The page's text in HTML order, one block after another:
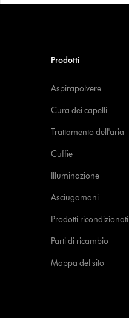
Prodotti
Aspirapolvere
Cura dei capelli
Trattamento dell'aria
Cuffie
Illuminazione
Asciugamani
Prodotti ricondizionati
Parti di ricambio
Mappa del sito